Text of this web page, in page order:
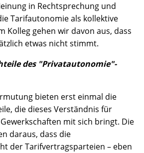
in Rechtsprechung und
Tarifautonomie als kollektive
Kolleg gehen wir davon aus, dass
etwas nicht stimmt.
des "Privatautonomie"-
bieten erst einmal die
die dieses Verständnis für
mit sich bringt. Die
daraus, dass die
der Tarifvertragsparteien – eben